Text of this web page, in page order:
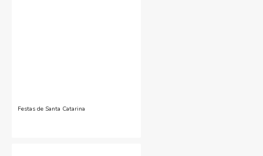
Festas de Santa Catarina